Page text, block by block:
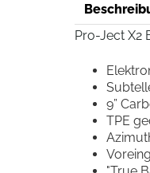
Pro-Ject X2
9”
TPE